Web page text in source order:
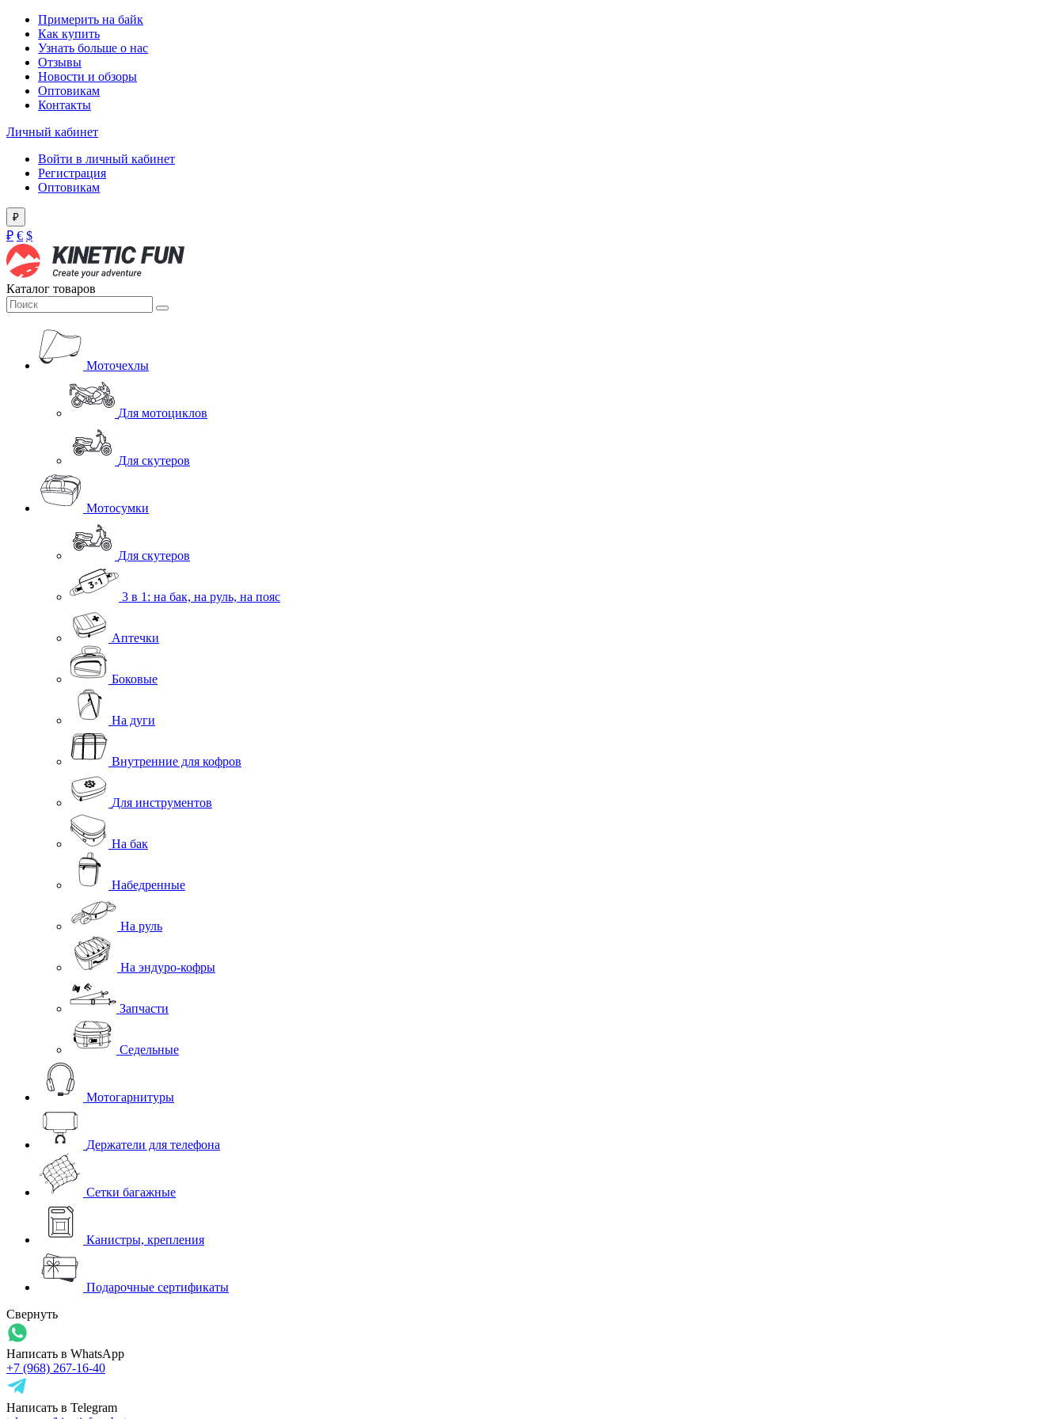
Примерить на байк
Как купить
Узнать больше о нас
Отзывы
Новости и обзоры
Оптовикам
Контакты
Личный кабинет
Войти в личный кабинет
Регистрация
Оптовикам
₽
₽ € $
Каталог товаров
Моточехлы
Для мотоциклов
Для скутеров
Мотосумки
Для скутеров
3 в 1: на бак, на руль, на пояс
Аптечки
Боковые
На дуги
Внутренние для кофров
Для инструментов
На бак
Набедренные
На руль
На эндуро-кофры
Запчасти
Седельные
Мотогарнитуры
Держатели для телефона
Сетки багажные
Канистры, крепления
Подарочные сертификаты
Свернуть
Написать в WhatsApp
+7 (968) 267-16-40
Написать в Telegram